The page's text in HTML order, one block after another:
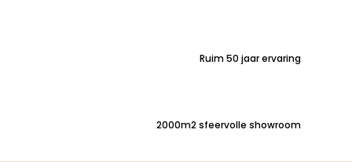
Ruim 50 jaar ervaring
2000m2 sfeervolle showroom